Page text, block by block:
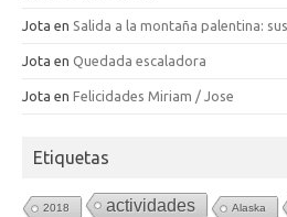
Jota en Salida a la montaña palentina:
Jota en Quedada escaladora
Jota en Felicidades Miriam / Jose
Etiquetas
2018 actividades Alaska